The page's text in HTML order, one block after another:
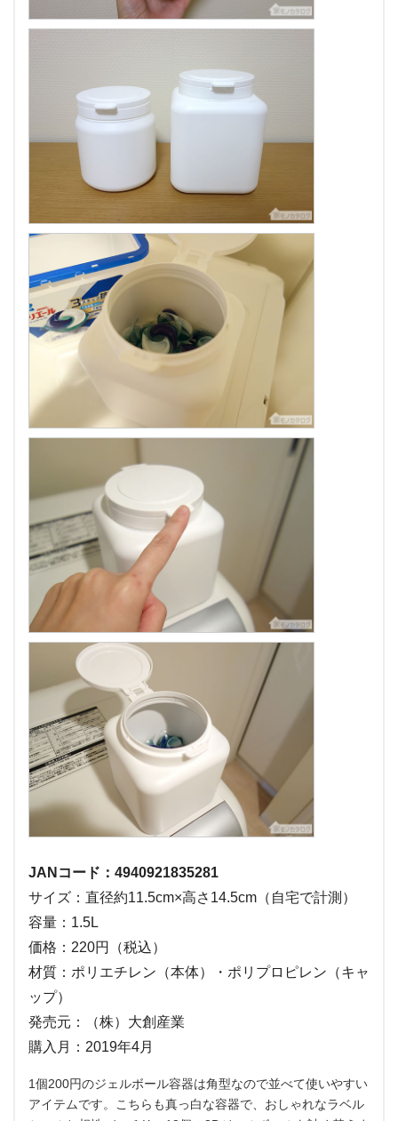
JANコード：4940921835281
サイズ：直径約11.5cm×高さ14.5cm（自宅で計測）
容量：1.5L
価格：220円（税込）
材質：ポリエチレン（本体）・ポリプロピレン（キャ
ップ）
発売元：（株）大創産業
購入月：2019年4月
1個200円のジェルボール容器は角型なので並べて使いやすい
アイテムです。こちらも真っ白な容器で、おしゃれなラベル